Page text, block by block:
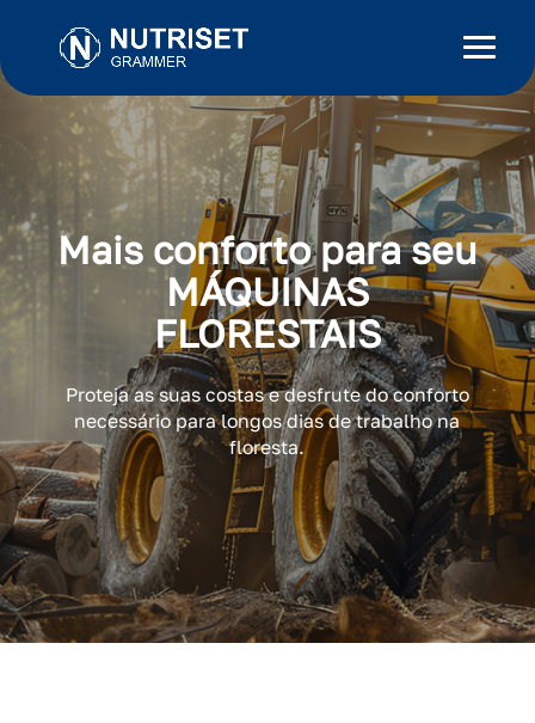
Mais conforto para seu
MÁQUINAS
FLORESTAIS
Proteja as suas costas e desfrute do conforto
necessário para longos dias de trabalho na
floresta.